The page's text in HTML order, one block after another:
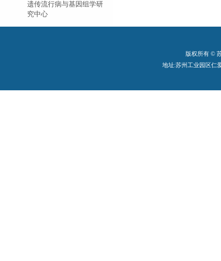
遗传流行病与基因组学研
究中心
版权所有 ©
地址:苏州工业园区仁